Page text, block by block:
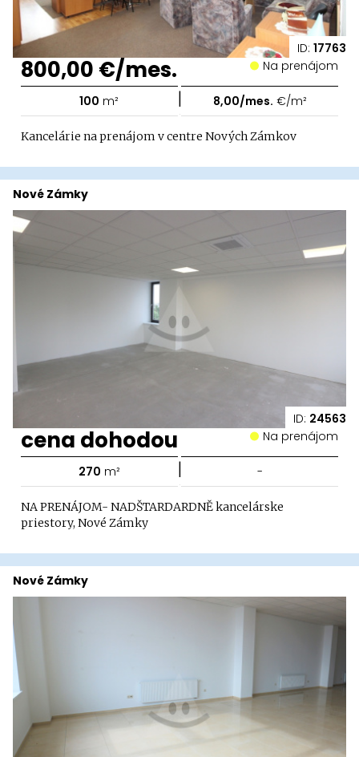
ID: 17763
800,00 €/mes. Na prenájom
100 m² | 8,00/mes. €/m²
Kancelárie na prenájom v centre Nových Zámkov
ID: 24563
Nové Zámky
cena dohodou Na prenájom
270 m² | -
NA PRENÁJOM- NADŠTARDARDNĚ kancelárske
priestory, Nové Zámky
Nové Zámky